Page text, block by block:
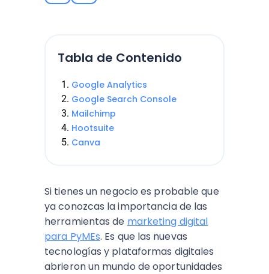
Tabla de Contenido
Google Analytics
Google Search Console
Mailchimp
Hootsuite
Canva
Si tienes un negocio es probable que
ya conozcas la importancia de las
herramientas de marketing digital
para PyMEs. Es que las nuevas
tecnologías y plataformas digitales
abrieron un mundo de oportunidades